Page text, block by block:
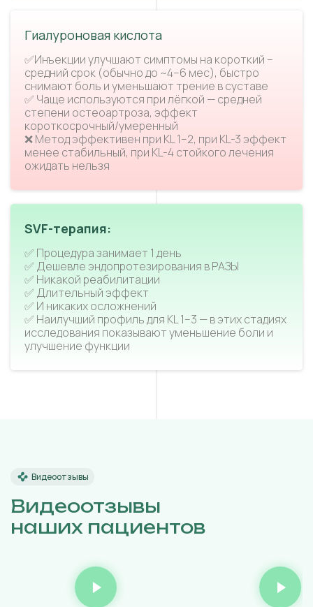
Гиалуроновая кислота
✅Инъекции улучшают симптомы на короткий –
средний срок (обычно до ~4–6 мес), быстро
снимают боль и уменьшают трение в суставе
✅ Чаще используются при лёгкой — средней
степени остеоартроза, эффект
короткосрочный/умеренный
❌ Метод эффективен при KL 1–2, при KL-3 эффект
менее стабильный, при KL-4 стойкого лечения
ожидать нельзя
SVF-терапия:
✅ Процедура занимает 1 день
✅ Дешевле эндопротезирования в РАЗЫ
✅ Никакой реабилитации
✅ Длительный эффект
✅ И никаких осложнений
✅ Наилучший профиль для KL 1–3 — в этих стадиях
исследования показывают уменьшение боли и
улучшение функции
Видеоотзывы
Видеоотзывы
наших пациентов